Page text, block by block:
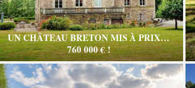
UN CHÂTEAU BRETON MIS À PRIX…
760 000 € !